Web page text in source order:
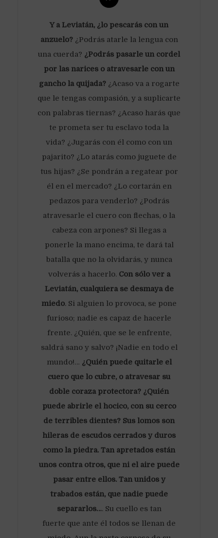
Y a Leviatán, ¿lo pescarás con un
anzuelo? ¿Podrás atarle la lengua con
una cuerda? ¿Podrás pasarle un cordel
por las narices o atravesarle con un
gancho la quijada? ¿Acaso va a rogarte
que le tengas compasión, y a suplicarte
con palabras tiernas? ¿Acaso harás que
te prometa ser tu esclavo toda la
vida? ¿Jugarás con él como con un
pajarito? ¿Lo atarás como juguete de
tus hijas? ¿Se pondrán a regatear por
él en el mercado? ¿Lo cortarán en
pedazos para venderlo? ¿Podrás
atravesarle el cuero con flechas, o la
cabeza con arpones? Si llegas a
ponerle la mano encima, te dará tal
batalla que no la olvidarás, y nunca
volverás a hacerlo. Con sólo ver a
Leviatán, cualquiera se desmaya de
miedo. Si alguien lo provoca, se pone
furioso; nadie es capaz de hacerle
frente. ¿Quién, que se le enfrente,
saldrá sano y salvo? ¡Nadie en todo el
mundo!… ¿Quién puede quitarle el
cuero que lo cubre, o atravesar su
doble coraza protectora? ¿Quién
puede abrirle el hocico, con su cerco
de terribles dientes? Sus lomos son
hileras de escudos cerrados y duros
como la piedra. Tan apretados están
unos contra otros, que ni el aire puede
pasar entre ellos. Tan unidos y
trabados están, que nadie puede
separarlos…. Su cuello es tan
fuerte que ante él todos se llenan de